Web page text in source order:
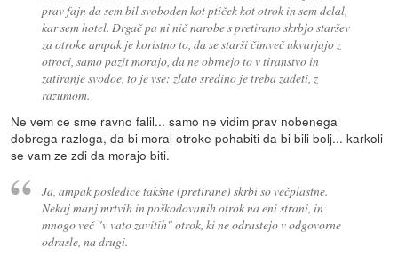
prav fajn da sem bil svoboden kot ptiček kot otrok in sem delal,
kar sem hotel. Drgač pa ni nič narobe s pretirano skrbjo staršev
za otroke ampak je koristno to, da se starši čimveč ukvarjajo z
otroci, samo pazit morajo, da ne obrnejo to v tiranstvo in
zatiranje svodoe, to je vse: zlato sredino je treba zadeti, z
razumom.
Ne vem ce sme ravno falil... samo ne vidim prav nobenega
dobrega razloga, da bi moral otroke pohabiti da bi bili bolj... karkoli
se vam ze zdi da morajo biti.
Ja, ampak posledice takšne (pretirane) skrbi so večplastne.
Nekaj manj mrtvih in poškodovanih otrok na eni strani, in
mnogo več "v vato zavitih" otrok, ki ne odrastejo v odgovorne
odrasle, na drugi.